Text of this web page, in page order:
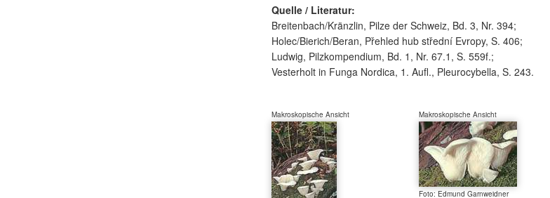
Quelle / Literatur:
Breitenbach/Kränzlin, Pilze der Schweiz, Bd. 3, Nr. 394;
Holec/Bierich/Beran, Přehled hub střední Evropy, S. 406;
Ludwig, Pilzkompendium, Bd. 1, Nr. 67.1, S. 559f.;
Vesterholt in Funga Nordica, 1. Aufl., Pleurocybella, S. 243.
Makroskopische Ansicht Makroskopische Ansicht
Foto: Edmund Garnweidner